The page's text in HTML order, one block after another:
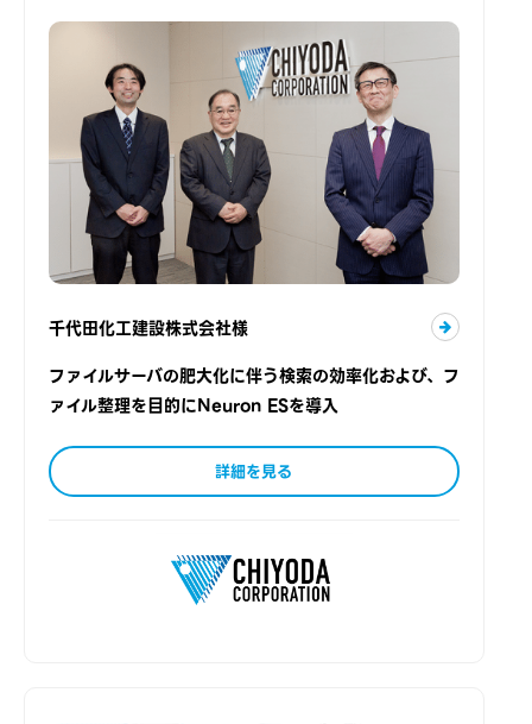
千代田化工建設株式会社様
ファイルサーバの肥大化に伴う検索の効率化および、フ
ァイル整理を目的にNeuron ESを導入
詳細を見る